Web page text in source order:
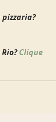
pizzaria?
Clique